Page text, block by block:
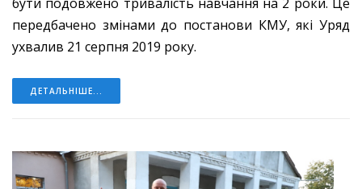
передбачено змінами до постанови КМУ, які Уряд
ухвалив 21 серпня 2019 року.
ДЕТАЛЬНІШЕ...